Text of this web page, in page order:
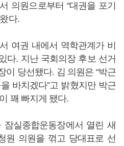
의원으로부터 “대권을 포기
다.
여권 내에서 역학관계가 비
다. 지난 국회의장 후보 선거
이 당선됐다. 김 의원은 “박근
바치겠다”고 밝혔지만 박근
꽤 빠지게 됐다.
실종합운동장에서 열린 새
원 의원을 꺾고 당대표로 선